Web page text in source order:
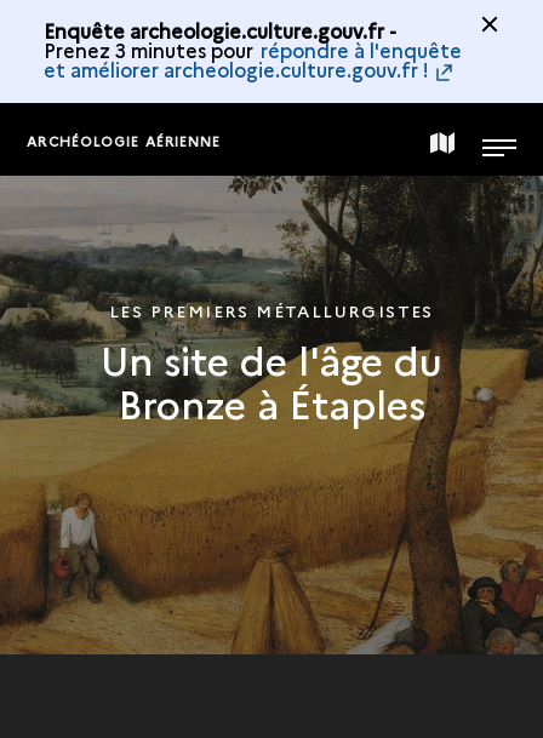
Enquête archeologie.culture.gouv.fr -
Prenez 3 minutes pour répondre à l'enquête
et améliorer archeologie.culture.gouv.fr !
ARCHÉOLOGIE AÉRIENNE CARTE
COLLECTION
MENU
LES PREMIERS MÉTALLURGISTES
Un site de l'âge du
Bronze à Étaples